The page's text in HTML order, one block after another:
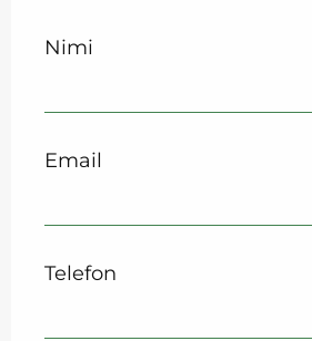
Nimi
Email
Telefon